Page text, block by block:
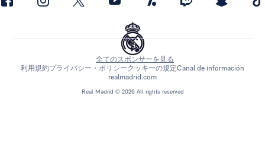
Real Madrid © 2026 All rights reserved
全てのスポンサーを見る
利用規約プライバシー・ポリシークッキーの規定Canal de información
realmadrid.com